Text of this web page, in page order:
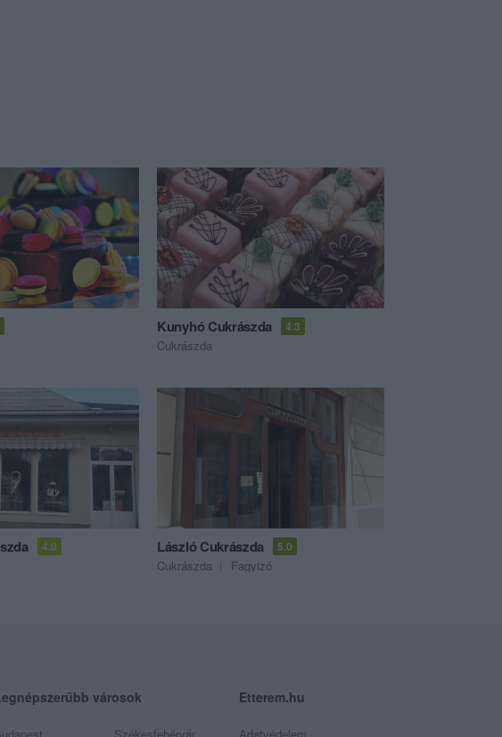
Kunyhó Cukrászda 4.3
Cukrászda
4.0 László Cukrászda 5.0
Cukrászda Fagyizó
városok Etterem.hu